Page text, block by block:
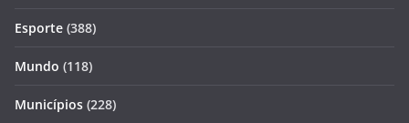
Esporte (388)
Mundo (118)
Municípios (228)